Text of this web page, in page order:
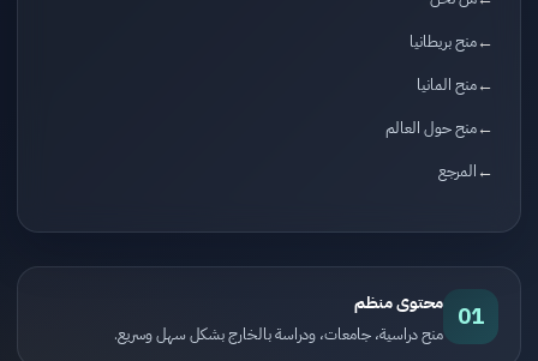
منح بريطانيا
منح المانيا
منح حول العالم
المرجع
01 محتوى منظم
منح دراسية، جامعات، ودراسة بالخارج بشكل سهل وسريع.